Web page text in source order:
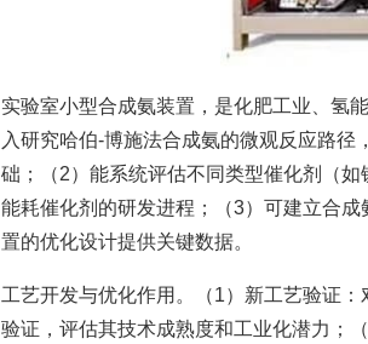
实验室小型合成氨装置，是化肥工业、氢
入研究哈伯-博施法合成氨的微观反应路
础；（2）能系统评估不同类型催化剂（
能耗催化剂的研发进程；（3）可建立合
置的优化设计提供关键数据。
工艺开发与优化作用。（1）新工艺验证
验证，评估其技术成熟度和工业化潜力；